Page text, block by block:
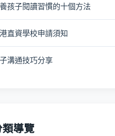
孩子閱讀習慣的十個方法
直資學校申請須知
溝通技巧分享
導覽